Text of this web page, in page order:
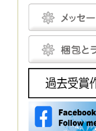
生花
ザーブドフラワーと比較す
魅力は、やはりその生命感で
元々、寿命が短いというこ
合、1～2週間で寿命を迎え
飾ることを考えるとデメリ
スプレイとして使われるこ
高価で、また、当然ながら長
造花は、実在するお花をモ
ブドフラワーが原材料に生
などを使いますので、まった
インテリアやフラワーアレ
リティを持つ造花は、値段
ルックスや質感については